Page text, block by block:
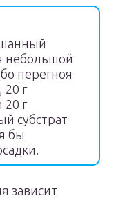
небольшой
перегноя
20 г
20 г
субстрат
бы
зависит